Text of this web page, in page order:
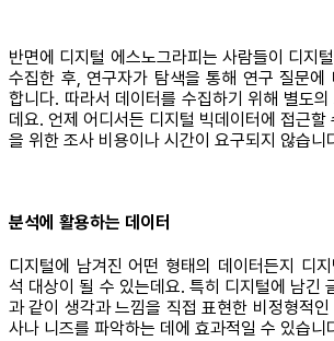
반면에 디지털 에스노그라피는 사람들이 디지
수집한 후, 연구자가 탐색을 통해 연구 질문에
합니다. 따라서 데이터를 수집하기 위해 별도
데요. 언제 어디서든 디지털 빅데이터에 접근할
을 위한 조사 비용이나 시간이 요구되지 않습니
분석에 활용하는 데이터
디지털에 남겨진 어떤 형태의 데이터든지 디
석 대상이 될 수 있는데요. 특히 디지털에 남긴
과 같이 생각과 느낌을 직접 표현한 비정형적
사나 니즈를 파악하는 데에 효과적일 수 있습니